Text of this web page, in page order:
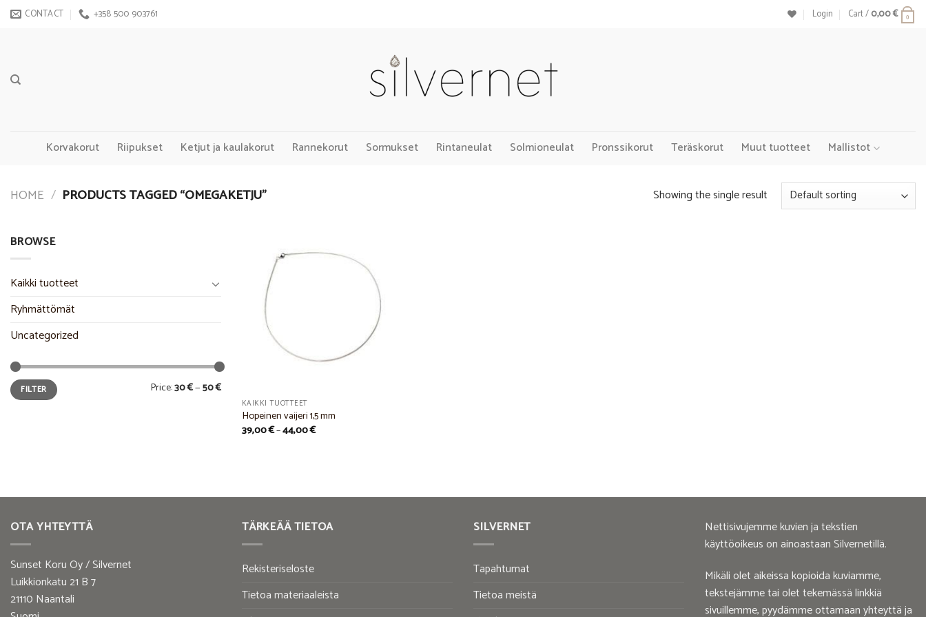
Skip CONTACT +358 500 903761 Login Cart /0,00€ 0
Korvakorut Riipukset Ketjut ja kaulakorut Rannekorut Sormukset Rintaneulat Solmioneulat Pronssikorut Teräskorut Muut tuotteet Mallistot
HOME / PRODUCTS TAGGED “OMEGAKETJU” Showing the single result
BROWSE
Kaikki tuotteet
Ryhmättömät
Uncategorized
Min
price
Max
priceFILTER Price:30 €—50 €
Add to
KAIKKI TUOTTEET
Hopeinen vaijeri 1,5 mm
39,00€–44,00€Price
OTA YHTEYTTÄ
Sunset Koru Oy / Silvernet
Luikkionkatu 21 B 7
21110 Naantali
TÄRKEÄÄ TIETOA
Rekisteriseloste
Tietoa materiaaleista
SILVERNET
Tapahtumat
Tietoa meistä
Nettisivujemme kuvien ja tekstien
käyttöoikeus on ainoastaan Silvernetillä.
Mikäli olet aikeissa kopioida kuviamme,
tekstejämme tai olet tekemässä linkkiä
sivuillemme, pyydämme ottamaan yhteyttä ja